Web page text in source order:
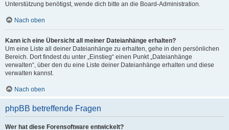
Unterstützung benötigst, wende dich bitte an die Board-Administration.
Nach oben
Kann ich eine Übersicht all meiner Dateianhänge erhalten?
Um eine Liste all deiner Dateianhänge zu erhalten, gehe in den persönlichen
Bereich. Dort findest du unter „Einstieg“ einen Punkt „Dateianhänge
verwalten“, über den du eine Liste deiner Dateianhänge erhalten und diese
verwalten kannst.
Nach oben
phpBB betreffende Fragen
Wer hat diese Forensoftware entwickelt?